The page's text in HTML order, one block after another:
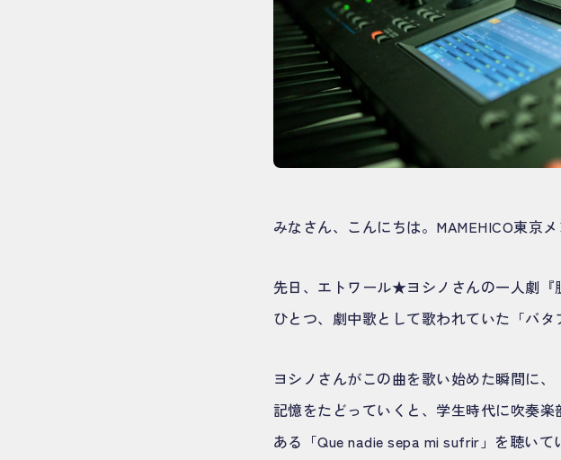
みなさん、こんにちは。MAMEHICO東京
先日、エトワール★ヨシノさんの一人劇『
ひとつ、劇中歌として歌われていた「バ
ヨシノさんがこの曲を歌い始めた瞬間に
記憶をたどっていくと、学生時代に吹奏
ある「Que nadie sepa mi sufrir」を聴いて